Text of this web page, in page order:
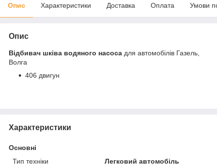
Опис Характеристики Доставка Оплата Умови
Опис
Відбивач шківа водяного насоса для автомобілів Газель,
Волга
406 двигун
Характеристики
Основні
Тип техніки
Легковий автомобіль